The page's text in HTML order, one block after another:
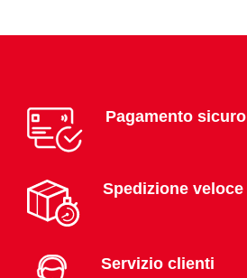
Pagamento sicuro
Spedizione veloce
Servizio clienti